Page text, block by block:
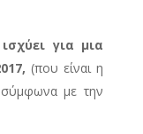
για μια
(που είναι η
σύμφωνα με την